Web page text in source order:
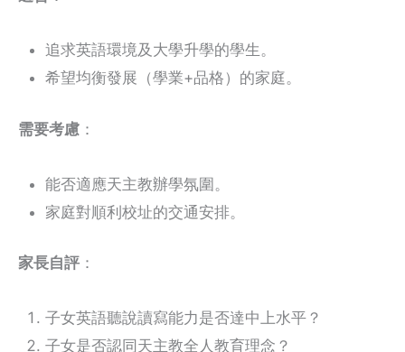
追求英語環境及大學升學的學生。
希望均衡發展（學業+品格）的家庭。
需要考慮 ：
能否適應天主教辦學氛圍。
家庭對順利校址的交通安排。
家長自評 ：
子女英語聽說讀寫能力是否達中上水平？
子女是否認同天主教全人教育理念？